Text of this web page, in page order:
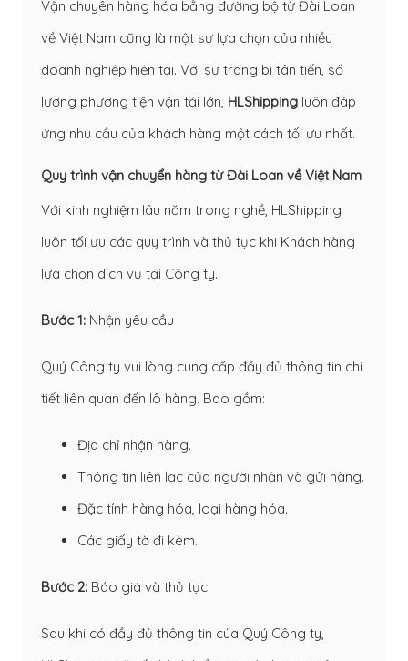
Vận chuyên hàng hóa bằng đường bộ từ Đài Loan
về Việt Nam cũng là một sự lựa chọn của nhiều
doanh nghiệp hiện tại. Với sự trang bị tân tiến, số
lượng phương tiện vận tải lớn, HLShipping luôn đáp
ứng nhu cầu của khách hàng một cách tối ưu nhất.
Quy trình vận chuyển hàng từ Đài Loan về Việt Nam
Với kinh nghiệm lâu năm trong nghề, HLShipping
luôn tối ưu các quy trình và thủ tục khi Khách hàng
lựa chọn dịch vụ tại Công ty.
Bước 1: Nhận yêu cầu
Quý Công ty vui lòng cung cấp đầy đủ thông tin chi
tiết liên quan đến lô hàng. Bao gồm:
Địa chỉ nhận hàng.
Thông tin liên lạc của người nhận và gửi hàng.
Đặc tính hàng hóa, loại hàng hóa.
Các giấy tờ đi kèm.
Bước 2: Báo giá và thủ tục
Sau khi có đầy đủ thông tin cúa Quý Công ty,